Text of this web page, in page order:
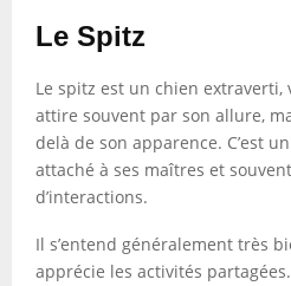
Le Spitz
Le spitz est un chien
attire souvent par son allure,
delà de son apparence. C’est
attaché à ses maîtres et
d’interactions.
Il s’entend généralement très
apprécie les activités